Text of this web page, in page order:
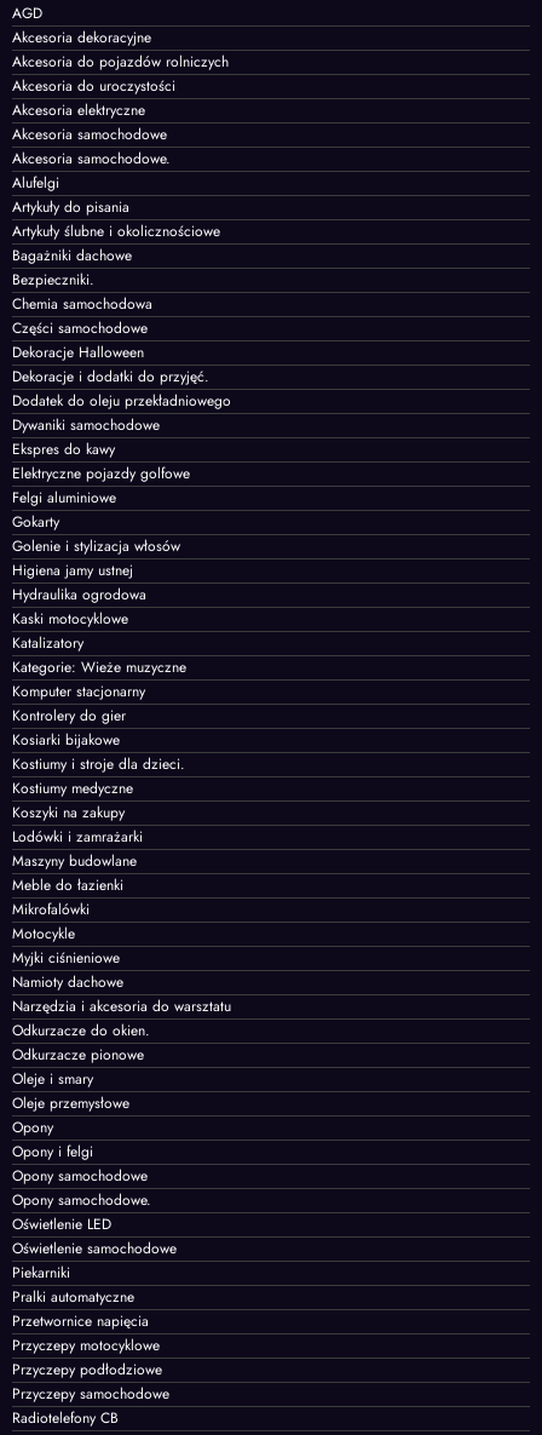
AGD
Akcesoria dekoracyjne
Akcesoria do pojazdów rolniczych
Akcesoria do uroczystości
Akcesoria elektryczne
Akcesoria samochodowe
Akcesoria samochodowe.
Alufelgi
Artykuły do pisania
Artykuły ślubne i okolicznościowe
Bagażniki dachowe
Bezpieczniki.
Chemia samochodowa
Części samochodowe
Dekoracje Halloween
Dekoracje i dodatki do przyjęć.
Dodatek do oleju przekładniowego
Dywaniki samochodowe
Ekspres do kawy
Elektryczne pojazdy golfowe
Felgi aluminiowe
Gokarty
Golenie i stylizacja włosów
Higiena jamy ustnej
Hydraulika ogrodowa
Kaski motocyklowe
Katalizatory
Kategorie: Wieże muzyczne
Komputer stacjonarny
Kontrolery do gier
Kosiarki bijakowe
Kostiumy i stroje dla dzieci.
Kostiumy medyczne
Koszyki na zakupy
Lodówki i zamrażarki
Maszyny budowlane
Meble do łazienki
Mikrofalówki
Motocykle
Myjki ciśnieniowe
Namioty dachowe
Narzędzia i akcesoria do warsztatu
Odkurzacze do okien.
Odkurzacze pionowe
Oleje i smary
Oleje przemysłowe
Opony
Opony i felgi
Opony samochodowe
Opony samochodowe.
Oświetlenie LED
Oświetlenie samochodowe
Piekarniki
Pralki automatyczne
Przetwornice napięcia
Przyczepy motocyklowe
Przyczepy podłodziowe
Przyczepy samochodowe
Radiotelefony CB